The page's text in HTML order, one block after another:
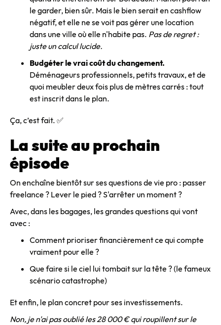
le garder, bien sûr. Mais le bien serait en cashflow
négatif, et elle ne se voit pas gérer une location
dans une ville où elle n'habite pas. Pas de regret :
juste un calcul lucide.
Budgéter le vrai coût du changement.
Déménageurs professionnels, petits travaux, et de
quoi meubler deux fois plus de mètres carrés : tout
est inscrit dans le plan.
Ça, c’est fait. ✅
La suite au prochain
épisode
On enchaîne bientôt sur ses questions de vie pro : passer
freelance ? Lever le pied ? S'arrêter un moment ?
Avec, dans les bagages, les grandes questions qui vont
avec :
Comment prioriser financièrement ce qui compte
vraiment pour elle ?
Que faire si le ciel lui tombait sur la tête ? (le fameux
scénario catastrophe)
Et enfin, le plan concret pour ses investissements.
Non, je n'ai pas oublié les 28 000 € qui roupillent sur le